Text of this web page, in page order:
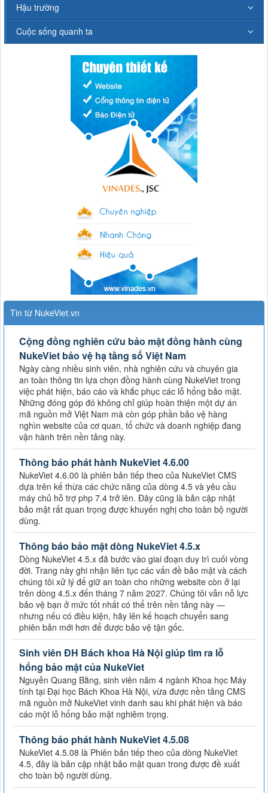
Hậu trường
Cuộc sống quanh ta
Tin từ NukeViet.vn
Cộng đồng nghiên cứu bảo mật đồng hành cùng
NukeViet bảo vệ hạ tầng số Việt Nam
Ngày càng nhiều sinh viên, nhà nghiên cứu và chuyên gia
an toàn thông tin lựa chọn đồng hành cùng NukeViet trong
việc phát hiện, báo cáo và khắc phục các lỗ hổng bảo mật.
Những đóng góp đó không chỉ giúp hoàn thiện một dự án
mã nguồn mở Việt Nam mà còn góp phần bảo vệ hàng
nghìn website của cơ quan, tổ chức và doanh nghiệp đang
vận hành trên nền tảng này.
Thông báo phát hành NukeViet 4.6.00
NukeViet 4.6.00 là phiên bản tiếp theo của NukeViet CMS
dựa trên kế thừa các chức năng của dòng 4.5 và yêu cầu
máy chủ hỗ trợ php 7.4 trở lên. Đây cũng là bản cập nhật
bảo mật rất quan trọng được khuyến nghị cho toàn bộ người
dùng.
Thông báo bảo mật dòng NukeViet 4.5.x
Dòng NukeViet 4.5.x đã bước vào giai đoạn duy trì cuối vòng
đời. Trang này ghi nhận liên tục các vấn đề bảo mật và cách
chúng tôi xử lý để giữ an toàn cho những website còn ở lại
trên dòng 4.5.x đến tháng 7 năm 2027. Chúng tôi vẫn nỗ lực
bảo vệ bạn ở mức tốt nhất có thể trên nền tảng này —
nhưng nếu có điều kiện, hãy lên kế hoạch chuyển sang
phiên bản mới hơn để được bảo vệ tận gốc.
Sinh viên ĐH Bách khoa Hà Nội giúp tìm ra lỗ
hổng bảo mật của NukeViet
Nguyễn Quang Bằng, sinh viên năm 4 ngành Khoa học Máy
tính tại Đại học Bách Khoa Hà Nội, vừa được nền tảng CMS
mã nguồn mở NukeViet vinh danh sau khi phát hiện và báo
cáo một lỗ hổng bảo mật nghiêm trọng.
Thông báo phát hành NukeViet 4.5.08
NukeViet 4.5.08 là Phiên bản tiếp theo của dòng NukeViet
4.5, đây là bản cập nhật bảo mật quan trong được đề xuất
cho toàn bộ người dùng.